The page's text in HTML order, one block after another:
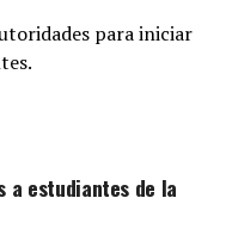
para iniciar
a estudiantes de la